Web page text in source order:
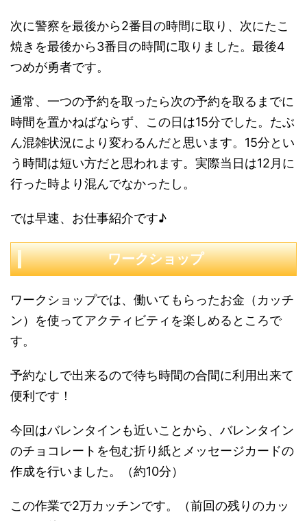
次に警察を最後から2番目の時間に取り、次にたこ
焼きを最後から3番目の時間に取りました。最後4
つめが勇者です。
通常、一つの予約を取ったら次の予約を取るまでに
時間を置かねばならず、この日は15分でした。たぶ
ん混雑状況により変わるんだと思います。15分とい
う時間は短い方だと思われます。実際当日は12月に
行った時より混んでなかったし。
では早速、お仕事紹介です♪
ワークショップ
ワークショップでは、働いてもらったお金（カッチ
ン）を使ってアクティビティを楽しめるところで
す。
予約なしで出来るので待ち時間の合間に利用出来て
便利です！
今回はバレンタインも近いことから、バレンタイン
のチョコレートを包む折り紙とメッセージカードの
作成を行いました。（約10分）
この作業で2万カッチンです。（前回の残りのカッ